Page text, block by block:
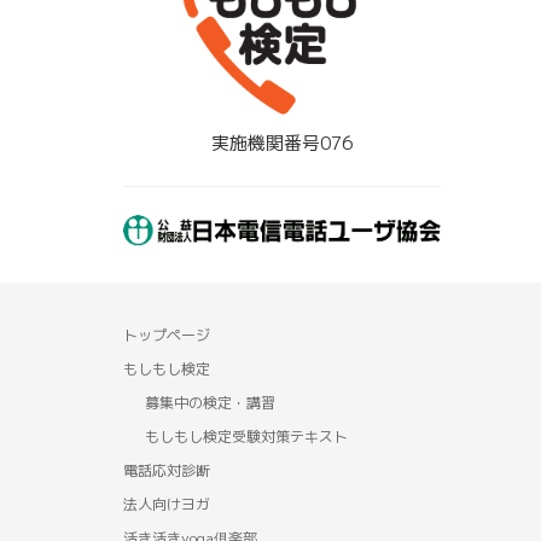
実施機関番号076
トップページ
もしもし検定
募集中の検定・講習
もしもし検定受験対策テキスト
電話応対診断
法人向けヨガ